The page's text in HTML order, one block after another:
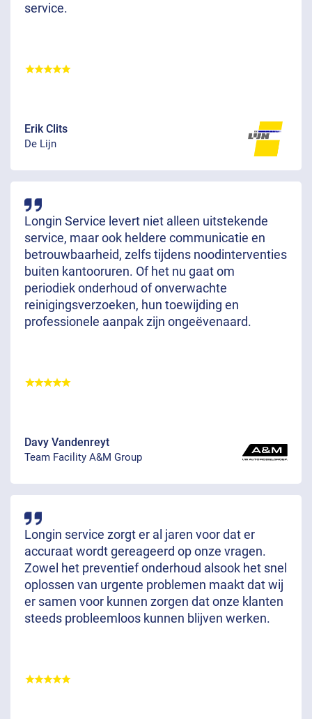
service.
Erik Clits
De Lijn
Longin Service levert niet alleen uitstekende
service, maar ook heldere communicatie en
betrouwbaarheid, zelfs tijdens noodinterventies
buiten kantooruren. Of het nu gaat om
periodiek onderhoud of onverwachte
reinigingsverzoeken, hun toewijding en
professionele aanpak zijn ongeëvenaard.
Davy Vandenreyt
Team Facility A&M Group
Longin service zorgt er al jaren voor dat er
accuraat wordt gereageerd op onze vragen.
Zowel het preventief onderhoud alsook het snel
oplossen van urgente problemen maakt dat wij
er samen voor kunnen zorgen dat onze klanten
steeds probleemloos kunnen blijven werken.